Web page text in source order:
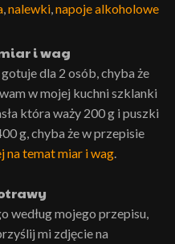
,nalewki,napoje alkoholowe
i wag
dla 2 osób, chyba że
w mojej kuchni szklanki
która waży 200 g i puszki
g, chyba że w przepisie
na temat miar i wag.
według mojego przepisu,
mi zdjęcie na